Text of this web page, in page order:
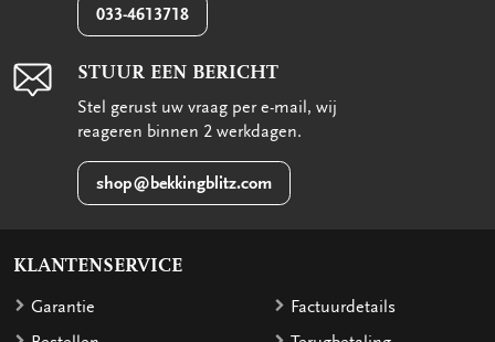
033-4613718
STUUR EEN BERICHT
Stel gerust uw vraag per e-mail, wij
reageren binnen 2 werkdagen.
shop@bekkingblitz.com
KLANTENSERVICE
Garantie
Factuurdetails